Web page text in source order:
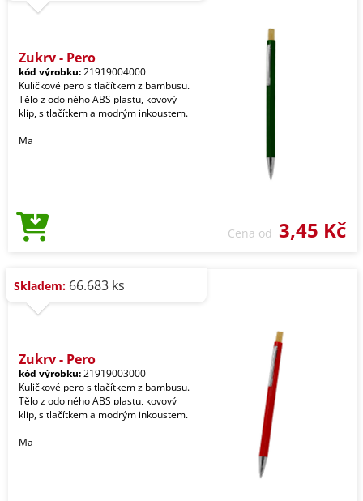
Zukry - Pero
kód výrobku:21919004000
Kuličkové pero s tlačítkem z bambusu.
Tělo z odolného ABS plastu, kovový
klip, s tlačítkem a modrým inkoustem.
Ma
Cena od 3,45 Kč
Skladem: 66.683 ks
Zukry - Pero
kód výrobku:21919003000
Kuličkové pero s tlačítkem z bambusu.
Tělo z odolného ABS plastu, kovový
klip, s tlačítkem a modrým inkoustem.
Ma